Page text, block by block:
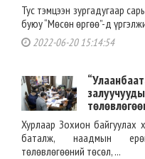
Тус тэмцээн зургадугаар
буюу “Мөсөн өргөө”-д
2022-06-20 15:14:54
Хурлаар Зохион
баталж, наадмын
төлөвлөгөөний төсөл, ...